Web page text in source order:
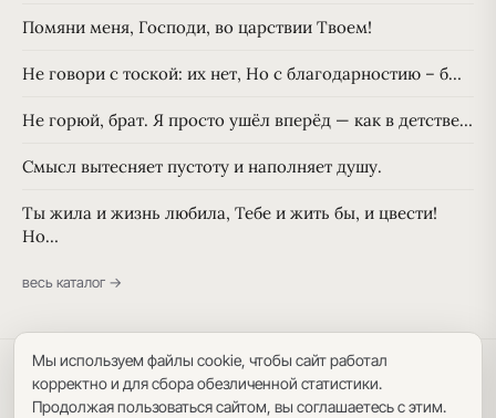
Помяни меня, Господи, во царствии Твоем!
Не говори с тоской: их нет, Но с благодарностию – б…
Не горюй, брат. Я просто ушёл вперёд — как в детстве…
Смысл вытесняет пустоту и наполняет душу.
Ты жила и жизнь любила, Тебе и жить бы, и цвести!
Но…
весь каталог →
Политика конфиденциальности Пользовательское соглашение
Карта сайта
Мы используем файлы cookie, чтобы сайт работал
корректно и для сбора обезличенной статистики.
Продолжая пользоваться сайтом, вы соглашаетесь с этим.